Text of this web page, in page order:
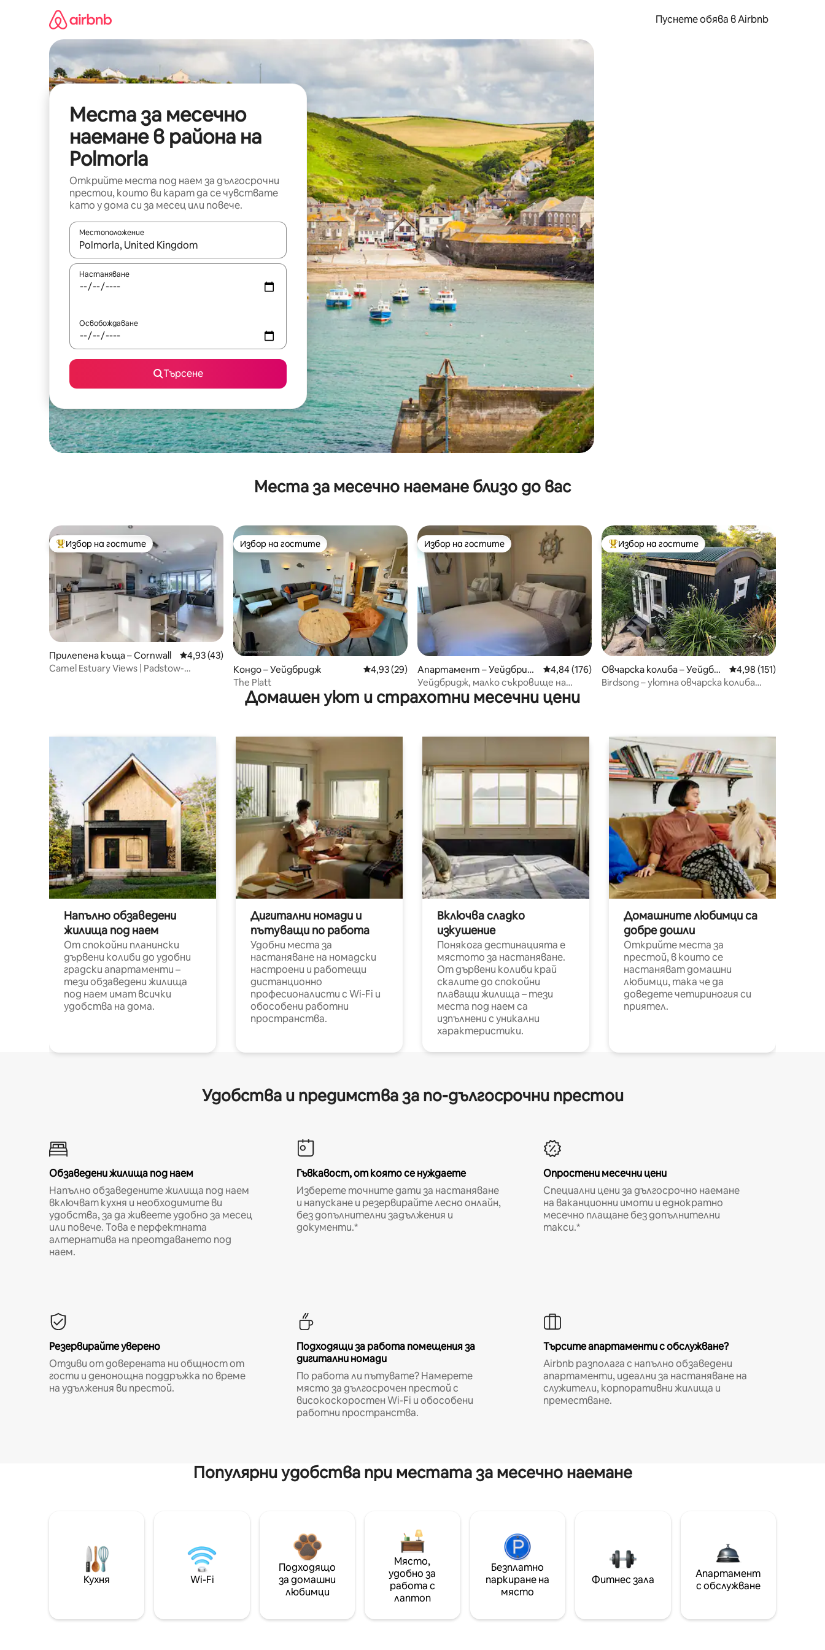
съдържанието
Пуснете обява в Airbnb
Места за месечно
наемане в района на
Polmorla
Открийте места под наем за дългосрочни
престои, които ви карат да се чувствате
като у дома си за месец или повече.
Местоположение
Когато резултатите се покажат, използвайте клавишите със стрелки нагоре и надолу или навигирайте с докосване или плъзгане.
Настаняване
Освобождаване
Търсене
Места за месечно наемане близо до вас
Най-популярен избор на гостите
Избор на гостите
Прилепена къща – Cornwall Средна оценка: 4,93 от 5, 43 отзива
4,93 (43)
Camel Estuary Views | Padstow-
Избор на гостите
Избор на гостите
Кондо – Уейдбридж Средна оценка: 4,93 от 5, 29 отзива
4,93 (29)
The Platt
Избор на гостите
Избор на гостите
Апартамент – Уейдбрид
ж
Средна оценка: 4,84 от 5, 176 отзива
4,84 (176)
Уейдбридж, малко съкровище на
пътеката на камилата.
Най-популярен избор на гостите
Избор на гостите
Овчарска колиба – Уейдбр
идж
Средна оценка: 4,98
4,98 (151)
Birdsong – уютна овчарска колиба
Домашен уют и страхотни месечни цени
Напълно обзаведени
жилища под наем
От спокойни планински
дървени колиби до удобни
градски апартаменти –
тези обзаведени жилища
под наем имат всички
удобства на дома.
Дигитални номади и
пътуващи по работа
Удобни места за
настаняване на номадски
настроени и работещи
дистанционно
професионалисти с Wi-Fi и
обособени работни
пространства.
Включва сладко
изкушение
Понякога дестинацията е
мястото за настаняване.
От дървени колиби край
скалите до спокойни
плаващи жилища – тези
места под наем са
изпълнени с уникални
характеристики.
Домашните любимци са
добре дошли
Открийте места за
престой, в които се
настаняват домашни
любимци, така че да
доведете четириногия си
приятел.
Удобства и предимства за по-дългосрочни престои
Обзаведени жилища под наем
Напълно обзаведените жилища под наем
включват кухня и необходимите ви
удобства, за да живеете удобно за месец
или повече. Това е перфектната
алтернатива на преотдаването под
наем.
Гъвкавост, от която се нуждаете
Изберете точните дати за настаняване
и напускане и резервирайте лесно онлайн,
без допълнителни задължения и
документи.*
Опростени месечни цени
Специални цени за дългосрочно наемане
на ваканционни имоти и еднократно
месечно плащане без допълнителни
такси.*
Резервирайте уверено
Отзиви от доверената ни общност от
гости и денонощна поддръжка по време
на удължения ви престой.
Подходящи за работа помещения за
дигитални номади
По работа ли пътувате? Намерете
място за дългосрочен престой с
високоскоростен Wi-Fi и обособени
работни пространства.
Търсите апартаменти с обслужване?
Airbnb разполага с напълно обзаведени
апартаменти, идеални за настаняване на
служители, корпоративни жилища и
преместване.
Популярни удобства при местата за месечно наемане
Кухня Wi-Fi
Подходящо
за домашни
любимци
Място,
удобно за
работа с
лаптоп
Безплатно
паркиране на
място
Фитнес зала
Апартамент
с обслужване